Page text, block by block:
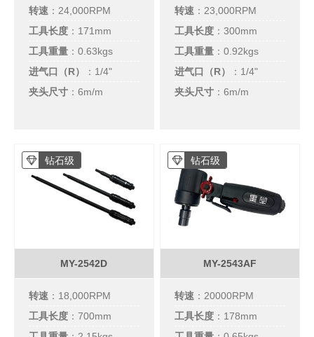
转速 ：24,000RPM
工具长度 ：171mm
工具重量 ：0.63kgs
进气口（R）
： 1/4"
夹头尺寸 ：6m/m
转速 ：23,000RPM
工具长度 ：300mm
工具重量 ：0.92kgs
进气口（R）
： 1/4"
夹头尺寸 ：6m/m
MY-2542D
钻石级
转速 ：18,000RPM
工具长度 ：700mm
MY-2543AF
钻石级
转速 ：20000RPM
工具长度 ：178mm